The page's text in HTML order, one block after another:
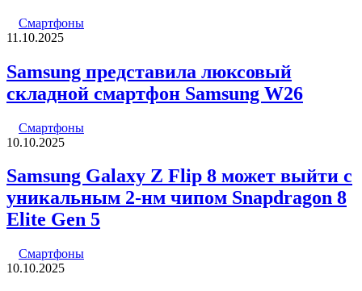
Смартфоны
11.10.2025
Samsung представила люксовый
складной смартфон Samsung W26
Смартфоны
10.10.2025
Samsung Galaxy Z Flip 8 может выйти с
уникальным 2-нм чипом Snapdragon 8
Elite Gen 5
Смартфоны
10.10.2025